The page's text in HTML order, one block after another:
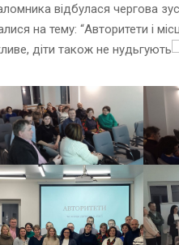
відбулася чергова
на тему: “Авторитети і
діти також не нудьгують